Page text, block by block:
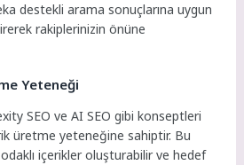
destekli arama sonuçlarına uygun
rakiplerinizin önüne
Yeteneği
SEO ve AI SEO gibi konseptleri
üretme yeteneğine sahiptir. Bu
içerikler oluşturabilir ve hedef